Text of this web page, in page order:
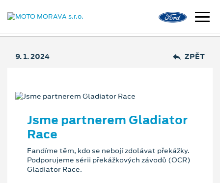
9. 1. 2024 ZPĚT
Jsme partnerem Gladiator
Race
Fandíme těm, kdo se nebojí zdolávat překážky.
Podporujeme sérii překážkových závodů (OCR)
Gladiator Race.